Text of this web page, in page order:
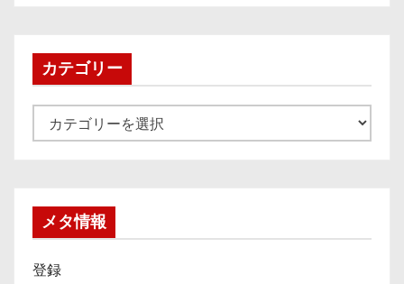
ブカテゴリー
テ
メタ情報
登録